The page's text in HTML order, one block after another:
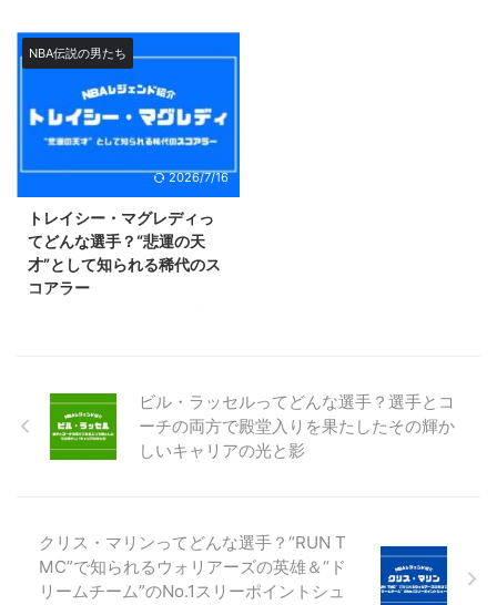
ピソードをもとに、モーゼス・マ
ローンがなぜNBAレジェンドと称
されるのかについても語っていき
ますので ...
「ロバート・パリッシュ」。
2003年に殿堂入りを果たしたボ
ストン・セルティックスのレジェ
ンドですが、活躍した時代が古い
こともあって、その実力をちゃん
と知っている方は少ないのではな
では、そんなロバート・パリッシ
ュがどんな選手だったのかについ
て詳しくご紹介しようと思いま
す。 彼が残した功績やプレーの
魅力を交えてパリッシュという選
手について存分に語っていきます
NBA伝説の男たち
2026/7/16
トレイシー・マグレディっ
てどんな選手？“悲運の天
才”として知られる稀代のス
コアラー
どのスーパースターですが、キャ
リアの全盛期に1度もプレイオフ1
回戦を突破できていないことか
か？ そこでこの記事では、そん
なトレイシー・マグレディとはど
んな選手だったのかを詳しくご紹
ビル・ラッセルってどんな選手？選手とコ
ーチの両方で殿堂入りを果たしたその輝か
しいキャリアの光と影
クリス・マリンってどんな選手？“RUN T
MC”で知られるウォリアーズの英雄＆“ド
リームチーム”のNo.1スリーポイントシュ